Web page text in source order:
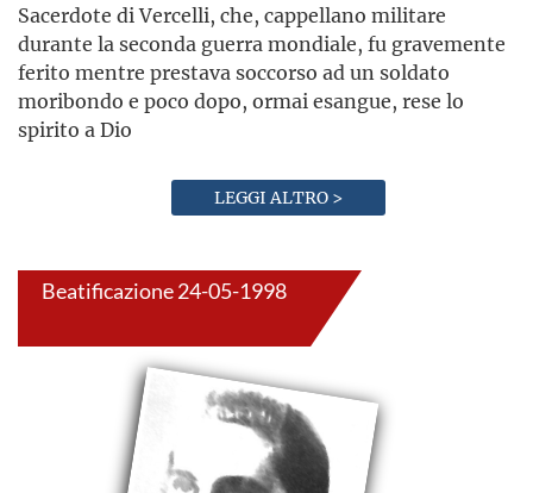
Sacerdote di Vercelli, che, cappellano militare
durante la seconda guerra mondiale, fu gravemente
ferito mentre prestava soccorso ad un soldato
moribondo e poco dopo, ormai esangue, rese lo
spirito a Dio
LEGGI ALTRO >
Beatificazione 24-05-1998